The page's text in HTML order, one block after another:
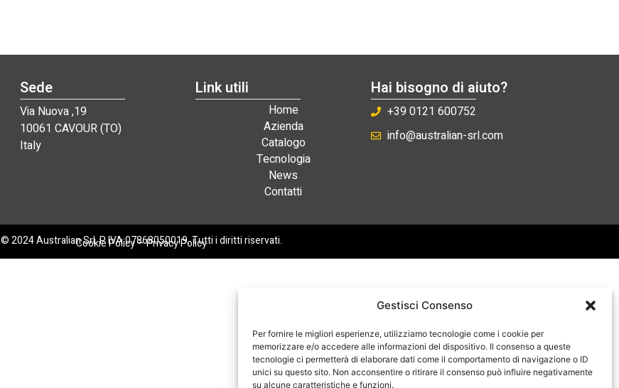
Gestisci Consenso
Per fornire le migliori esperienze, utilizziamo tecnologie come i cookie per
memorizzare e/o accedere alle informazioni del dispositivo. Il consenso a queste
tecnologie ci permetterà di elaborare dati come il comportamento di navigazione o ID
unici su questo sito. Non acconsentire o ritirare il consenso può influire negativamente
su alcune caratteristiche e funzioni.
Sede
Via Nuova ,19
10061 CAVOUR (TO)
Italy
Link utili
Home
Azienda
Catalogo
Tecnologia
News
Contatti
Hai bisogno di aiuto?
+39 0121 600752
info@australian-srl.com
© 2024 Australian Srl. P. IVA 07868050019. Tutti i diritti riservati.
Cookie Policy–Privacy Policy